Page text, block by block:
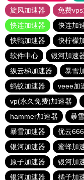
旋风加速器
免费
快连加速器
快连加
快鸭加速器
快柠檬
软件中心
银河加速
纵云梯加速器
暴雪
蚂蚁加速器
veee加
vp(永久免费)加速器
hammer加速器
暴
暴雪加速器
优云666
银河加速器
蜜蜂加
原子加速器
银河加
银河加速器
橘子加